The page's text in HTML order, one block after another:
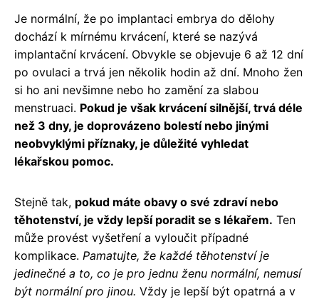
Je normální, že po implantaci embrya do dělohy
dochází k mírnému krvácení, které se nazývá
implantační krvácení. Obvykle se objevuje 6 až 12 dní
po ovulaci a trvá jen několik hodin až dní. Mnoho žen
si ho ani nevšimne nebo ho zamění za slabou
menstruaci. Pokud je však krvácení silnější, trvá déle
než 3 dny, je doprovázeno bolestí nebo jinými
neobvyklými příznaky, je důležité vyhledat
lékařskou pomoc.
Stejně tak, pokud máte obavy o své zdraví nebo
těhotenství, je vždy lepší poradit se s lékařem. Ten
může provést vyšetření a vyloučit případné
komplikace. Pamatujte, že každé těhotenství je
jedinečné a to, co je pro jednu ženu normální, nemusí
být normální pro jinou. Vždy je lepší být opatrná a v